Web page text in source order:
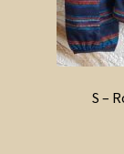
S –